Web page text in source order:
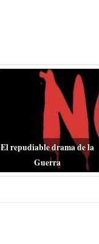
El repudiable drama de la
Guerra